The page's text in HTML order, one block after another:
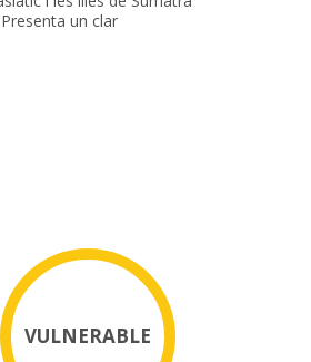
un clar
VULNERABLE